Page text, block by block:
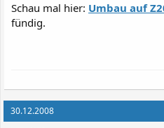
Schau mal hier: Umbau auf
fündig.
30.12.2008